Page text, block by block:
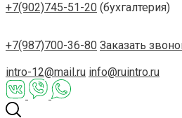
+7(902)745-51-20 (бухгалтерия)
+7(987)700-36-80 Заказать
intro-12@mail.ru info@ruintro.ru